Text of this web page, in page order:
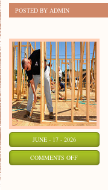
POSTED BY ADMIN
JUNE - 17 - 2026
COMMENTS OFFON